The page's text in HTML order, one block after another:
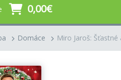
0,00€
Domáce Miro Jaroš: Šťastné